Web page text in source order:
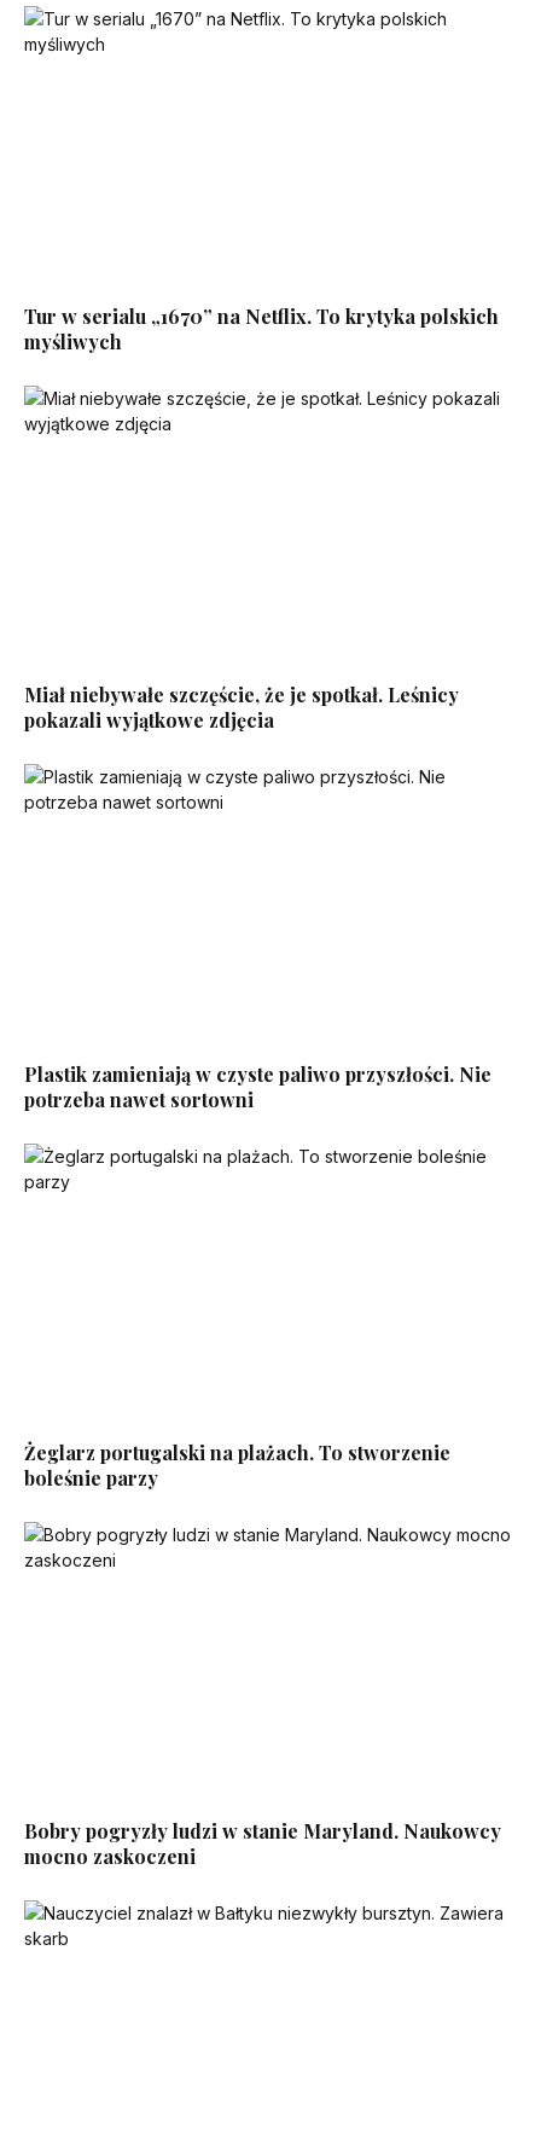
Tur w serialu „1670” na Netflix. To krytyka polskich
myśliwych
Miał niebywałe szczęście, że je spotkał. Leśnicy
pokazali wyjątkowe zdjęcia
Plastik zamieniają w czyste paliwo przyszłości. Nie
potrzeba nawet sortowni
Żeglarz portugalski na plażach. To stworzenie
boleśnie parzy
Bobry pogryzły ludzi w stanie Maryland. Naukowcy
mocno zaskoczeni